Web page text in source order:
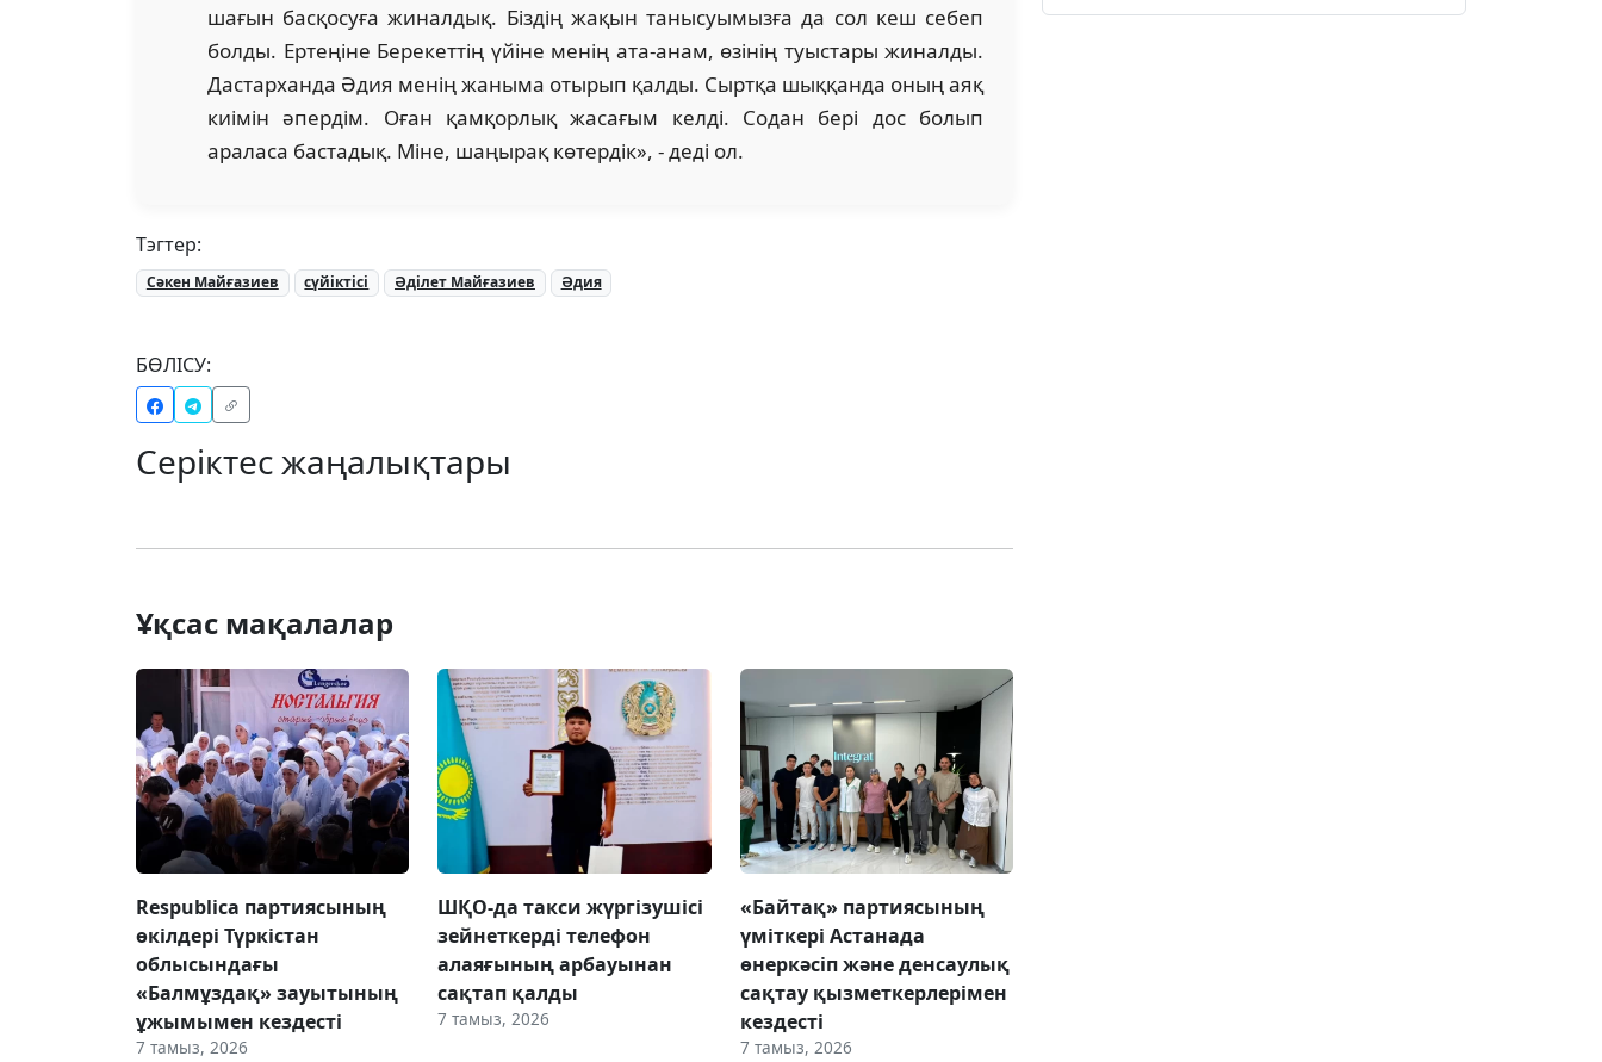
шағын басқосуға жиналдық. Біздің жақын танысуымызға да сол кеш себеп
болды. Ертеңіне Берекеттің үйіне менің ата-анам, өзінің туыстары жиналды.
Дастарханда Әдия менің жаныма отырып қалды. Сыртқа шыққанда оның аяқ
киімін әпердім. Оған қамқорлық жасағым келді. Содан бері дос болып
араласа бастадық. Міне, шаңырақ көтердік», - деді ол.
Тэгтер:
Сәкен Майғазиев сүйіктісі Әділет Майғазиев Әдия
БӨЛІСУ:
Серіктес жаңалықтары
Ұқсас мақалалар
Respublica партиясының
өкілдері Түркістан
облысындағы
«Балмұздақ» зауытының
ұжымымен кездесті
7 тамыз, 2026
ШҚО-да такси жүргізушісі
зейнеткерді телефон
алаяғының арбауынан
сақтап қалды
7 тамыз, 2026
«Байтақ» партиясының
үміткері Астанада
өнеркәсіп және денсаулық
сақтау қызметкерлерімен
кездесті
7 тамыз, 2026